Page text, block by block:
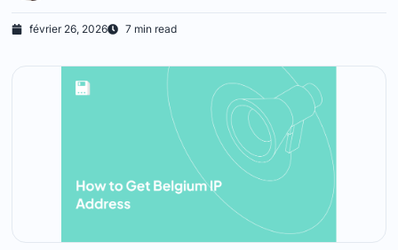
février 26, 2026 7 min read